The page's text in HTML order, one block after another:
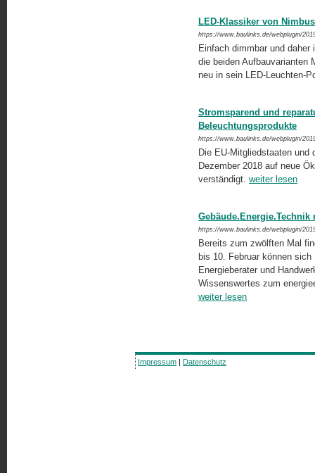
LED-Klassiker von
https://www.baulinks.de/webplugin/
Einfach dimmbar und
die beiden Aufbauvarianten
neu in sein LED-Leuchten-
Stromsparend und
Beleuchtungsprodukte
https://www.baulinks.de/webplugin/
Die EU-Mitgliedstaaten
Dezember 2018 auf neue
verständigt. weiter lesen
https://www.baulinks.de/webplugin/
Bereits zum zwölften Mal
bis 10. Februar können
Energieberater und
Wissenswertes zum
weiter lesen
Impressum | Datenschutz